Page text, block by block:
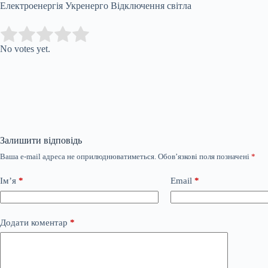
Електроенергія Укренерго Відключення світла
Rate this item:
No votes yet.
Залишити відповідь
Ваша e-mail адреса не оприлюднюватиметься. Обов’язкові поля позначені *
Ім’я * Email *
Додати коментар *